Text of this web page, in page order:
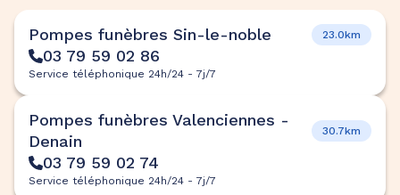
Pompes funèbres Sin-le-noble 23.0km
03 79 59 02 86
Service téléphonique 24h/24 - 7j/7
Pompes funèbres Valenciennes -
Denain
30.7km
03 79 59 02 74
Service téléphonique 24h/24 - 7j/7